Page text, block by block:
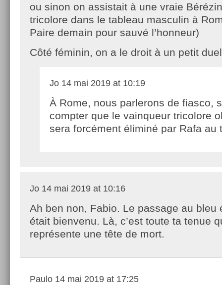
ou sinon on assistait à une vraie
tricolore dans le tableau masculin à
Paire demain pour sauvé l’honneur)
Côté féminin, on a le droit à un petit
Jo 14 mai 2019 at 10:19
À Rome, nous parlerons de fiasco,
compter que le vainqueur tricolore
sera forcément éliminé par Rafa au
Jo 14 mai 2019 at 10:16
Ah ben non, Fabio. Le passage au bleu
était bienvenu. Là, c’est toute ta tenue
représente une tête de mort.
Paulo 14 mai 2019 at 17:25